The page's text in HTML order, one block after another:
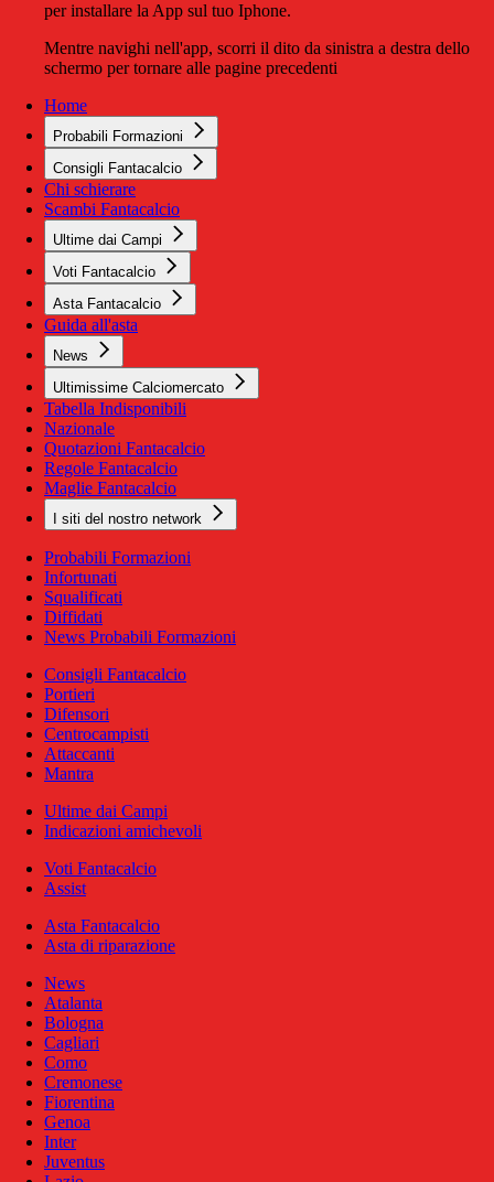
per installare la App sul tuo Iphone.
Mentre navighi nell'app, scorri il dito da sinistra a destra dello
schermo per tornare alle pagine precedenti
Home
Probabili Formazioni
Consigli Fantacalcio
Chi schierare
Scambi Fantacalcio
Ultime dai Campi
Voti Fantacalcio
Asta Fantacalcio
Guida all'asta
News
Ultimissime Calciomercato
Tabella Indisponibili
Nazionale
Quotazioni Fantacalcio
Regole Fantacalcio
Maglie Fantacalcio
I siti del nostro network
Probabili Formazioni
Infortunati
Squalificati
Diffidati
News Probabili Formazioni
Consigli Fantacalcio
Portieri
Difensori
Centrocampisti
Attaccanti
Mantra
Ultime dai Campi
Indicazioni amichevoli
Voti Fantacalcio
Assist
Asta Fantacalcio
Asta di riparazione
News
Atalanta
Bologna
Cagliari
Como
Cremonese
Fiorentina
Genoa
Inter
Juventus